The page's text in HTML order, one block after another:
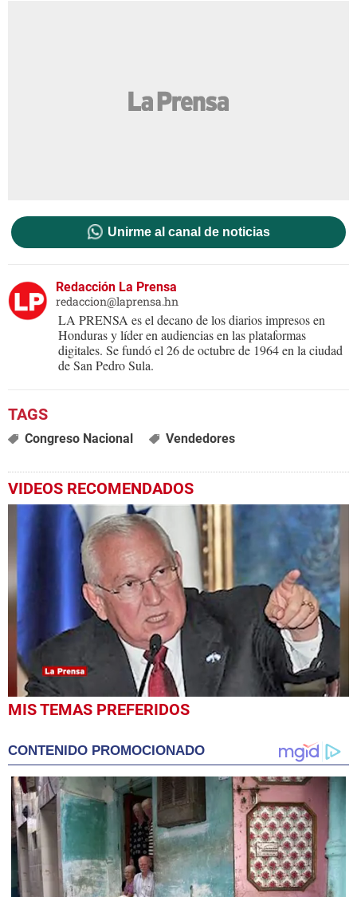
Unirme al canal de noticias
Redacción La Prensa
redaccion@laprensa.hn
LA PRENSA es el decano de los diarios impresos en
Honduras y líder en audiencias en las plataformas
digitales. Se fundó el 26 de octubre de 1964 en la ciudad
de San Pedro Sula.
Congreso Nacional Vendedores
VIDEOS RECOMENDADOS
0
seconds
minute,
17
seconds
MIS TEMAS PREFERIDOS
CONTENIDO PROMOCIONADO